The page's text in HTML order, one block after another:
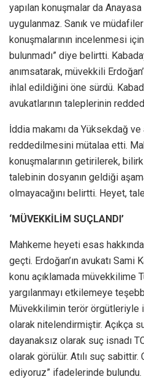
yapılan konuşmalar da
uygulanmaz. Sanık ve
konuşmalarının incelenmesi
bulunmadı” diye belirtti.
anımsatarak, müvekkili
ihlal edildiğini öne sürdü.
avukatlarının taleplerinin
İddia makamı da Yüksekdağ ve
reddedilmesini mütalaa etti.
konuşmalarının getirilerek,
talebinin dosyanın geldiği
olmayacağını belirtti. Heyet,
‘MÜVEKKİLİM SUÇLANDI’
Mahkeme heyeti esas hakkında
geçti. Erdoğan’ın avukatı Sami
konu açıklamada müvekkilime
yargılanmayı etkilemeye
Müvekkilimin terör örgütleriyle
olarak nitelendirmiştir. Açıkça
dayanaksız olarak suç isnadı
olarak görülür. Atılı suç sabittir.
ediyoruz” ifadelerinde bulundu.